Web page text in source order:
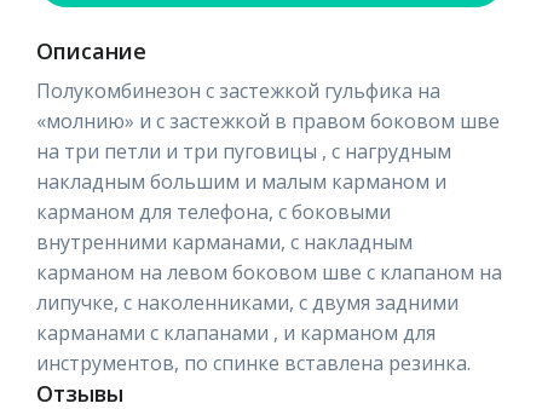
Описание
Полукомбинезон с застежкой гульфика на
«молнию» и с застежкой в правом боковом шве
на три петли и три пуговицы , с нагрудным
накладным большим и малым карманом и
карманом для телефона, с боковыми
внутренними карманами, с накладным
карманом на левом боковом шве с клапаном на
липучке, с наколенниками, с двумя задними
карманами с клапанами , и карманом для
инструментов, по спинке вставлена резинка.
Отзывы